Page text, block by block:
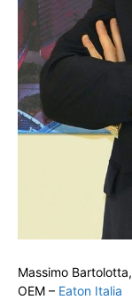
Massimo
OEM – Eaton Italia